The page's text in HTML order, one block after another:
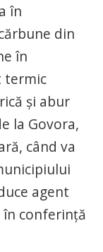
în
din
în
termic
și abur
la Govora,
când va
agent
conferință